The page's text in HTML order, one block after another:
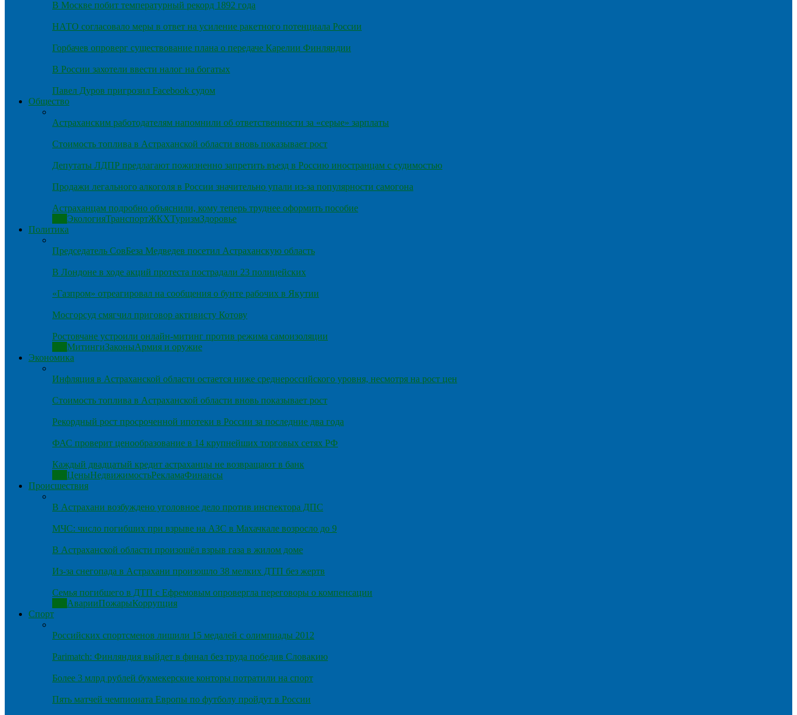
В Москве побит температурный рекорд 1892 года
НАТО согласовало меры в ответ на усиление ракетного потенциала России
Горбачев опроверг существование плана о передаче Карелии Финляндии
В России захотели ввести налог на богатых
Павел Дуров пригрозил Facebook судом
Общество
Астраханским работодателям напомнили об ответственности за «серые» зарплаты
Стоимость топлива в Астраханской области вновь показывает рост
Депутаты ЛДПР предлагают пожизненно запретить въезд в Россию иностранцам с судимостью
Продажи легального алкоголя в России значительно упали из-за популярности самогона
Астраханцам подробно объяснили, кому теперь труднее оформить пособие
ЭкологияТранспортЖКХТуризмЗдоровье
Политика
Председатель СовБеза Медведев посетил Астраханскую область
В Лондоне в ходе акций протеста пострадали 23 полицейских
«Газпром» отреагировал на сообщения о бунте рабочих в Якутии
Мосгорсуд смягчил приговор активисту Котову
Ростовчане устроили онлайн-митинг против режима самоизоляции
МитингиЗаконыАрмия и оружие
Экономика
Инфляция в Астраханской области остается ниже среднероссийского уровня, несмотря на рост цен
Стоимость топлива в Астраханской области вновь показывает рост
Рекордный рост просроченной ипотеки в России за последние два года
ФАС проверит ценообразование в 14 крупнейших торговых сетях РФ
Каждый двадцатый кредит астраханцы не возвращают в банк
ЦеныНедвижимостьРекламаФинансы
Происшествия
В Астрахани возбуждено уголовное дело против инспектора ДПС
МЧС: число погибших при взрыве на АЗС в Махачкале возросло до 9
В Астраханской области произошёл взрыв газа в жилом доме
Из-за снегопада в Астрахани произошло 38 мелких ДТП без жертв
Семья погибшего в ДТП с Ефремовым опровергла переговоры о компенсации
АварииПожарыКоррупция
Спорт
Российских спортсменов лишили 15 медалей с олимпиады 2012
Parimatch: Финляндия выйдет в финал без труда победив Словакию
Более 3 млрд рублей букмекерские конторы потратили на спорт
Пять матчей чемпионата Европы по футболу пройдут в России